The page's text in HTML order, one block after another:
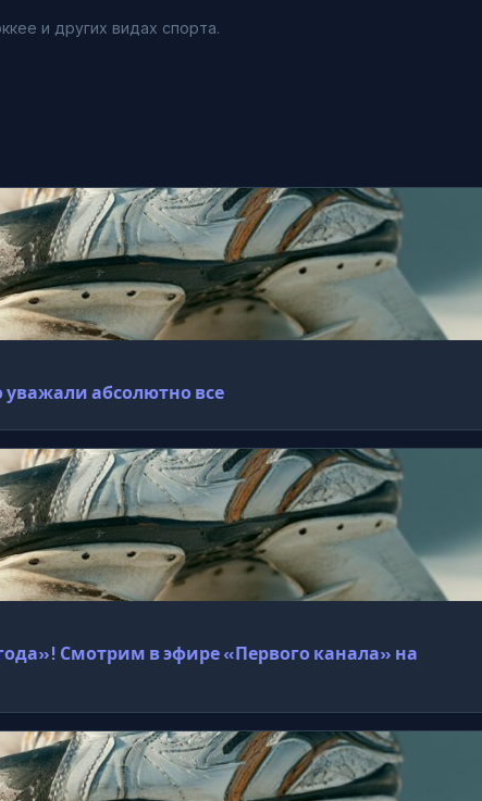
и других видах спорта.
уважали абсолютно все
Смотрим в эфире «Первого канала» на